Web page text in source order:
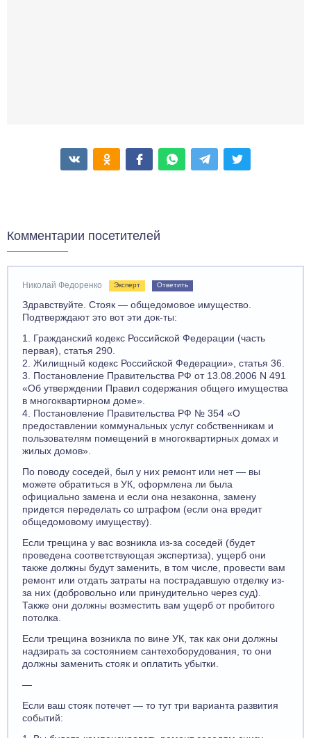
Комментарии посетителей
Николай Федоренко Эксперт Ответить
Здравствуйте. Стояк — общедомовое имущество.
Подтверждают это вот эти док-ты:
1. Гражданский кодекс Российской Федерации (часть
первая), статья 290.
2. Жилищный кодекс Российской Федерации», статья 36.
3. Постановление Правительства РФ от 13.08.2006 N 491
«Об утверждении Правил содержания общего имущества
в многоквартирном доме».
4. Постановление Правительства РФ № 354 «О
предоставлении коммунальных услуг собственникам и
пользователям помещений в многоквартирных домах и
жилых домов».
По поводу соседей, был у них ремонт или нет — вы
можете обратиться в УК, оформлена ли была
официально замена и если она незаконна, замену
придется переделать со штрафом (если она вредит
общедомовому имуществу).
Если трещина у вас возникла из-за соседей (будет
проведена соответствующая экспертиза), ущерб они
также должны будут заменить, в том числе, провести вам
ремонт или отдать затраты на пострадавшую отделку из-
за них (добровольно или принудительно через суд).
Также они должны возместить вам ущерб от пробитого
потолка.
Если трещина возникла по вине УК, так как они должны
надзирать за состоянием сантехоборудования, то они
должны заменить стояк и оплатить убытки.
—
Если ваш стояк потечет — то тут три варианта развития
событий: